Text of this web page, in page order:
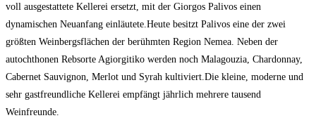
voll ausgestattete Kellerei ersetzt, mit der Giorgos Palivos einen
dynamischen Neuanfang einläutete.Heute besitzt Palivos eine der zwei
größten Weinbergsflächen der berühmten Region Nemea. Neben der
autochthonen Rebsorte Agiorgitiko werden noch Malagouzia, Chardonnay,
Cabernet Sauvignon, Merlot und Syrah kultiviert.Die kleine, moderne und
sehr gastfreundliche Kellerei empfängt jährlich mehrere tausend
Weinfreunde.